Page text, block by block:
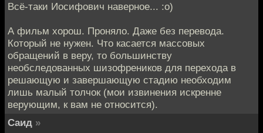
Всё-таки Иосифович наверное... :о)
А фильм хорош. Проняло. Даже без перевода.
Который не нужен. Что касается массовых
обращений в веру, то большинству
необследованных шизофреников для перехода в
решающую и завершающую стадию необходим
лишь малый толчок (мои извинения искренне
верующим, к вам не относится).
Саид »